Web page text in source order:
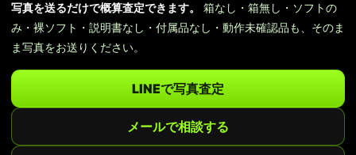
写真を送るだけで概算査定できます。
箱なし・箱無し・ソフトの
み・裸ソフト・説明書なし・付属品なし・動作未確認品も、そのま
ま写真をお送りください。
LINEで写真査定
メールで相談する